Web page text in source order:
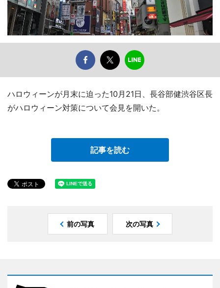
ハロウィーンが月末に迫った10月21日、長谷部健渋谷区長
がハロウィーン対策について会見を開いた。
記事を読む
前の写真 次の写真